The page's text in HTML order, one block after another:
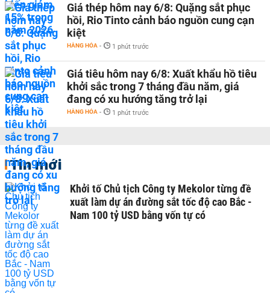
Giá thép hôm nay 6/8: Quặng sắt phục
hồi, Rio Tinto cảnh báo nguồn cung cạn
kiệt
HÀNG HÓA - 1 phút trước
Giá tiêu hôm nay 6/8: Xuất khẩu hồ tiêu
khởi sắc trong 7 tháng đầu năm, giá
đang có xu hướng tăng trở lại
HÀNG HÓA - 1 phút trước
Tin mới
Khởi tố Chủ tịch Công ty Mekolor từng đề
xuất làm dự án đường sắt tốc độ cao Bắc -
Nam 100 tỷ USD bằng vốn tự có